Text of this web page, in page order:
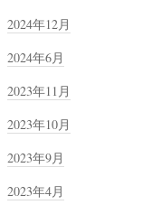
2024年12月
2024年6月
2023年11月
2023年10月
2023年9月
2023年4月